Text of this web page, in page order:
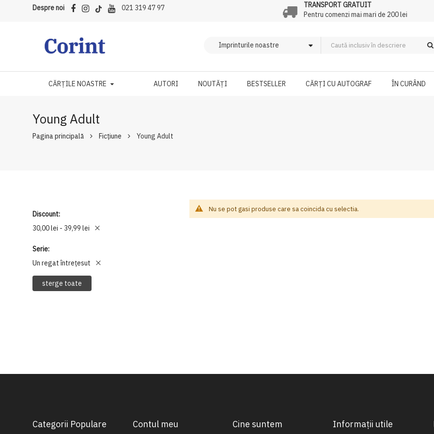
Despre noi 021 319 47 97
TRANSPORT GRATUIT
Pentru comenzi mai mari de 200 lei
CĂRȚILE NOASTRE AUTORI NOUTĂȚI BESTSELLER CĂRȚI CU AUTOGRAF ÎN CURÂND
Young Adult
Pagina principală Ficțiune Young Adult
Discount
30,00 lei - 39,99 lei
Serie
Un regat întrețesut
sterge toate
Nu se pot gasi produse care sa coincida cu selectia.
Categorii Populare Contul meu Cine suntem Informații utile